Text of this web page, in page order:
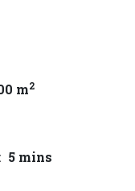
m2
5 mins